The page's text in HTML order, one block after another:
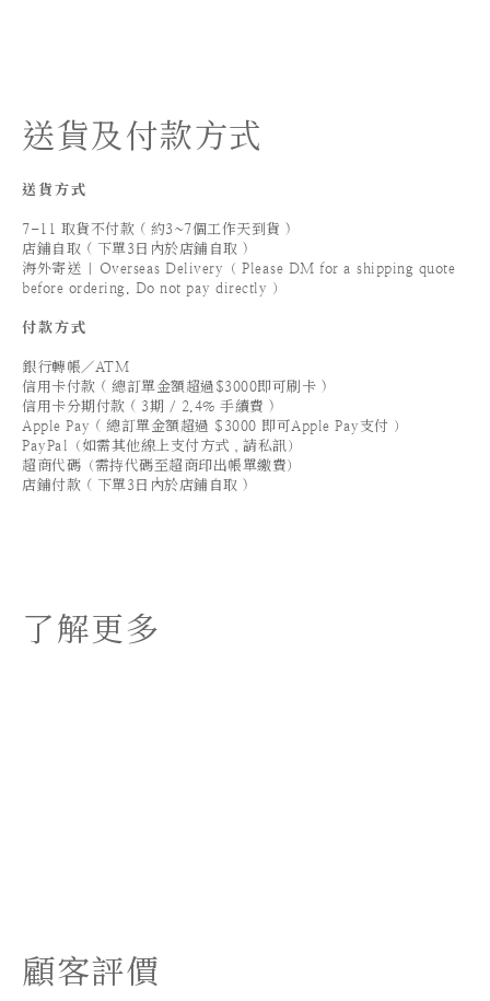
送貨及付款方式
送貨方式
7-11 取貨不付款 ( 約3~7個工作天到貨 )
店鋪自取 ( 下單3日內於店鋪自取 )
海外寄送 | Overseas Delivery（ Please DM for a shipping quote
before ordering. Do not pay directly ）
付款方式
銀行轉帳／ATM
信用卡付款 ( 總訂單金額超過$3000即可刷卡 )
信用卡分期付款 ( 3期 / 2.4% 手續費 )
Apple Pay ( 總訂單金額超過 $3000 即可Apple Pay支付 ）
PayPal（如需其他線上支付方式，請私訊）
超商代碼（需持代碼至超商印出帳單繳費）
店鋪付款 ( 下單3日內於店鋪自取 )
了解更多
顧客評價